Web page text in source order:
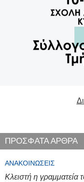
ΠΡΟΣΦΑΤΑ ΑΡΘΡΑ
ΑΝΑΚΟΙΝΏΣΕΙΣ
Κλειστή η γραμματεία